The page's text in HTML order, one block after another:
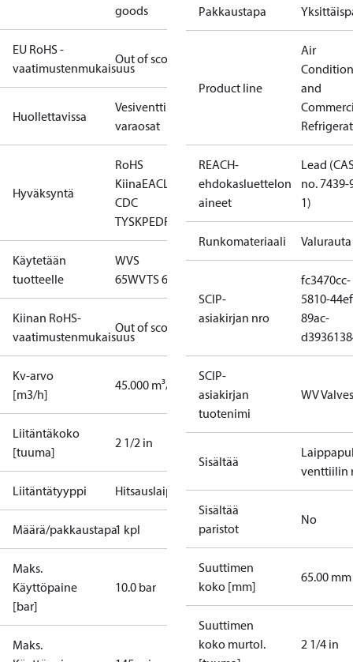
goods
EU RoHS -
vaatimustenmukaisuus
Out of scope
Huollettavissa
Vesiventtiilin
varaosat
Hyväksyntä
RoHS
KiinaEACLLC
CDC
TYSKPEDRoHS
Käytetään
tuotteelle
WVS
65WVTS 65
Kiinan RoHS-
vaatimustenmukaisuus
Out of scope
Kv-arvo
[m3/h]
45.000 m³/h
Liitäntäkoko
[tuuma]
2 1/2 in
Liitäntätyyppi Hitsauslaippa
Määrä/pakkaustapa1 kpl
Maks.
Käyttöpaine
[bar]
10.0 bar
Maks.
Pakkaustapa
Product line
Air
and
REACH-
ehdokasluettelon
aineet
Lead
no. 7439-
1)
Runkomateriaali Valurauta
SCIP-
asiakirjan nro
fc3470cc-
5810-
89ac-
SCIP-
asiakirjan
tuotenimi
WV Valves
Sisältää
venttiilin
Sisältää
paristot
No
Suuttimen
koko [mm]
65.00 mm
Suuttimen
koko murtol.
2 1/4 in